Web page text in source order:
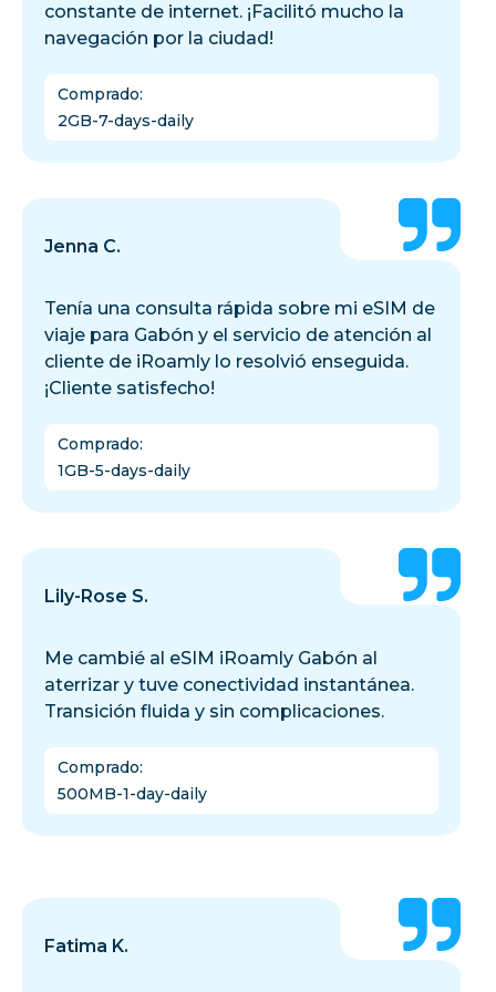
constante de internet. ¡Facilitó mucho la
navegación por la ciudad!
Comprado:
2GB-7-days-daily
Jenna C.
Tenía una consulta rápida sobre mi eSIM de
viaje para Gabón y el servicio de atención al
cliente de iRoamly lo resolvió enseguida.
¡Cliente satisfecho!
Comprado:
1GB-5-days-daily
Lily-Rose S.
Me cambié al eSIM iRoamly Gabón al
aterrizar y tuve conectividad instantánea.
Transición fluida y sin complicaciones.
Comprado:
500MB-1-day-daily
Fatima K.